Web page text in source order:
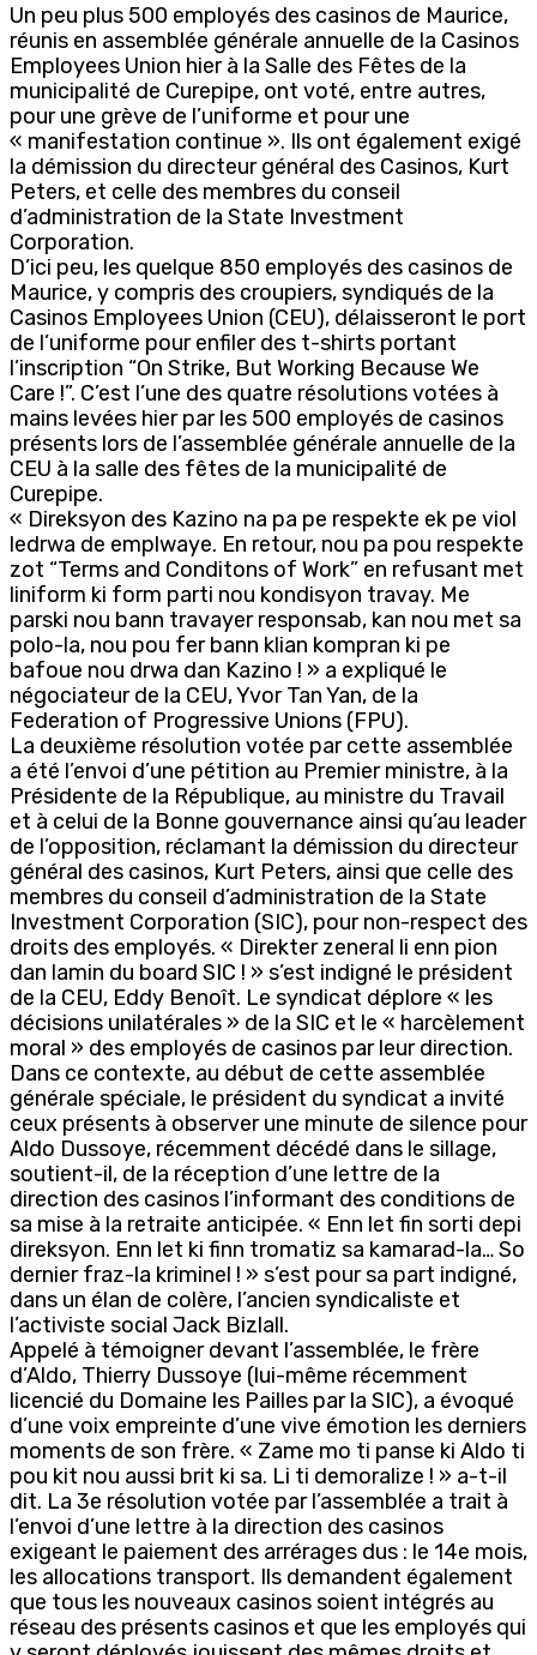
Un peu plus 500 employés des casinos de Maurice,
réunis en assemblée générale annuelle de la Casinos
Employees Union hier à la Salle des Fêtes de la
municipalité de Curepipe, ont voté, entre autres,
pour une grève de l’uniforme et pour une
« manifestation continue ». Ils ont également exigé
la démission du directeur général des Casinos, Kurt
Peters, et celle des membres du conseil
d’administration de la State Investment
Corporation.
D’ici peu, les quelque 850 employés des casinos de
Maurice, y compris des croupiers, syndiqués de la
Casinos Employees Union (CEU), délaisseront le port
de l’uniforme pour enfiler des t-shirts portant
l’inscription “On Strike, But Working Because We
Care !”. C’est l’une des quatre résolutions votées à
mains levées hier par les 500 employés de casinos
présents lors de l’assemblée générale annuelle de la
CEU à la salle des fêtes de la municipalité de
Curepipe.
« Direksyon des Kazino na pa pe respekte ek pe viol
ledrwa de emplwaye. En retour, nou pa pou respekte
zot “Terms and Conditons of Work” en refusant met
liniform ki form parti nou kondisyon travay. Me
parski nou bann travayer responsab, kan nou met sa
polo-la, nou pou fer bann klian kompran ki pe
bafoue nou drwa dan Kazino ! » a expliqué le
négociateur de la CEU, Yvor Tan Yan, de la
Federation of Progressive Unions (FPU).
La deuxième résolution votée par cette assemblée
a été l’envoi d’une pétition au Premier ministre, à la
Présidente de la République, au ministre du Travail
et à celui de la Bonne gouvernance ainsi qu’au leader
de l’opposition, réclamant la démission du directeur
général des casinos, Kurt Peters, ainsi que celle des
membres du conseil d’administration de la State
Investment Corporation (SIC), pour non-respect des
droits des employés. « Direkter zeneral li enn pion
dan lamin du board SIC ! » s’est indigné le président
de la CEU, Eddy Benoît. Le syndicat déplore « les
décisions unilatérales » de la SIC et le « harcèlement
moral » des employés de casinos par leur direction.
Dans ce contexte, au début de cette assemblée
générale spéciale, le président du syndicat a invité
ceux présents à observer une minute de silence pour
Aldo Dussoye, récemment décédé dans le sillage,
soutient-il, de la réception d’une lettre de la
direction des casinos l’informant des conditions de
sa mise à la retraite anticipée. « Enn let fin sorti depi
direksyon. Enn let ki finn tromatiz sa kamarad-la… So
dernier fraz-la kriminel ! » s’est pour sa part indigné,
dans un élan de colère, l’ancien syndicaliste et
l’activiste social Jack Bizlall.
Appelé à témoigner devant l’assemblée, le frère
d’Aldo, Thierry Dussoye (lui-même récemment
licencié du Domaine les Pailles par la SIC), a évoqué
d’une voix empreinte d’une vive émotion les derniers
moments de son frère. « Zame mo ti panse ki Aldo ti
pou kit nou aussi brit ki sa. Li ti demoralize ! » a-t-il
dit. La 3e résolution votée par l’assemblée a trait à
l’envoi d’une lettre à la direction des casinos
exigeant le paiement des arrérages dus : le 14e mois,
les allocations transport. Ils demandent également
que tous les nouveaux casinos soient intégrés au
réseau des présents casinos et que les employés qui